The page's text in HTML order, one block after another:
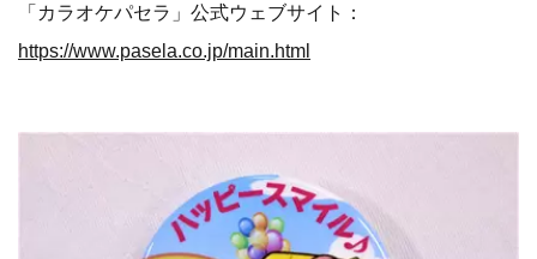
「カラオケパセラ」公式ウェブサイト：
https://www.pasela.co.jp/main.html